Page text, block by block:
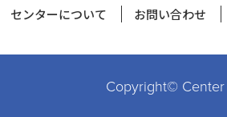
センターについて お問い合わせ
Copyright© Center